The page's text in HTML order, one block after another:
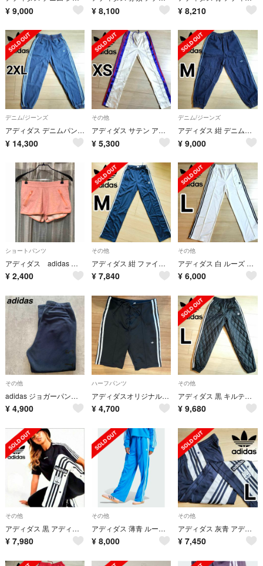
¥ 9,000 ¥ 8,100 ¥ 8,210
デニム/ジーンズ
アディダス デニムパンツ インディゴブルー ジャージ トラックパンツ 女性2XL
¥ 14,300
その他
アディダス サテン アディブレイク スナップパンツ 男女兼用XS ジャージ 白
¥ 5,300
デニム/ジーンズ
アディダス 紺 デニムパンツ ジャージ DENIM JAPONA TP 女性 M
¥ 9,000
ショートパンツ
アディダス adidas ショートパンツ Lサイズ
¥ 2,400
その他
アディダス 紺 ファイヤーバード トラックパンツ ジャージ ユニセックス 女性M
¥ 7,840
その他
アディダス 白 ルーズ ファイヤーバード トラックパンツ ワイドレッグ 女性L
¥ 6,000
その他
adidas ジョガーパンツ ダークグレー ストライププリント OTレディース
¥ 4,900
ハーフパンツ
アディダスオリジナルス レースアップハーフパンツ
¥ 4,700
その他
アディダス 黒 キルティング SSTジャージ トラックパンツ 女性L シャカパン
¥ 9,680
その他
アディダス 黒 アディブレイク スナップパンツ ジャージ 女性XS 男女兼用
¥ 7,980
その他
アディダス 薄青 ルーズ ファイヤーバード トラックパンツ ワイドレッグ 女性M
¥ 8,000
その他
アディダス 灰青 アディブレイク スナップパンツ ジャージ 女性L ダンスウェア
¥ 7,450